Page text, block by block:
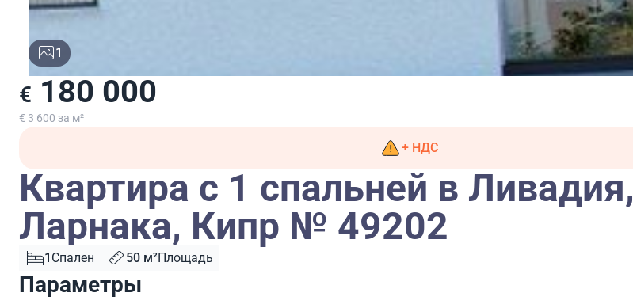
1
€ 180 000
€ 3 600 за м²
+ НДС
Квартира с 1 спальней в Ливадия,
Ларнака, Кипр № 49202
1 Спален 50 м²Площадь
Параметры